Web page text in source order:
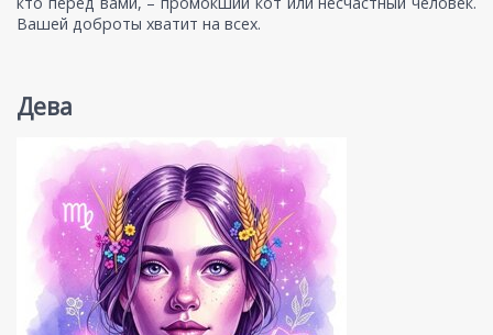
Вашей доброты хватит на всех.
Дева